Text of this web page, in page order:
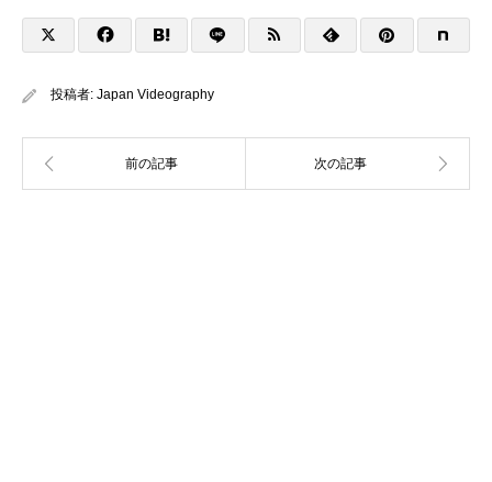
投稿者: Japan Videography